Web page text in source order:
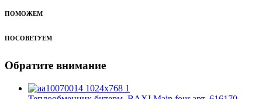
ПОМОЖЕМ
ПОСОВЕТУЕМ
Обратите внимание